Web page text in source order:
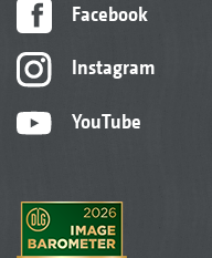
Facebook
Instagram
YouTube